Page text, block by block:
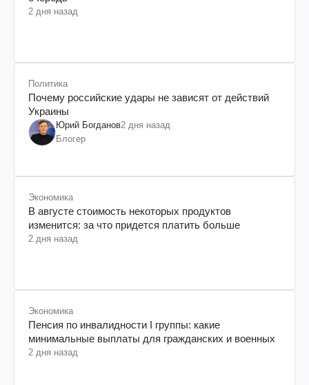
2 дня назад
Политика
Почему российские удары не зависят от действий
Украины
Юрий Богданов2 дня назад
Блогер
Экономика
В августе стоимость некоторых продуктов
изменится: за что придется платить больше
2 дня назад
Экономика
Пенсия по инвалидности I группы: какие
минимальные выплаты для гражданских и военных
2 дня назад